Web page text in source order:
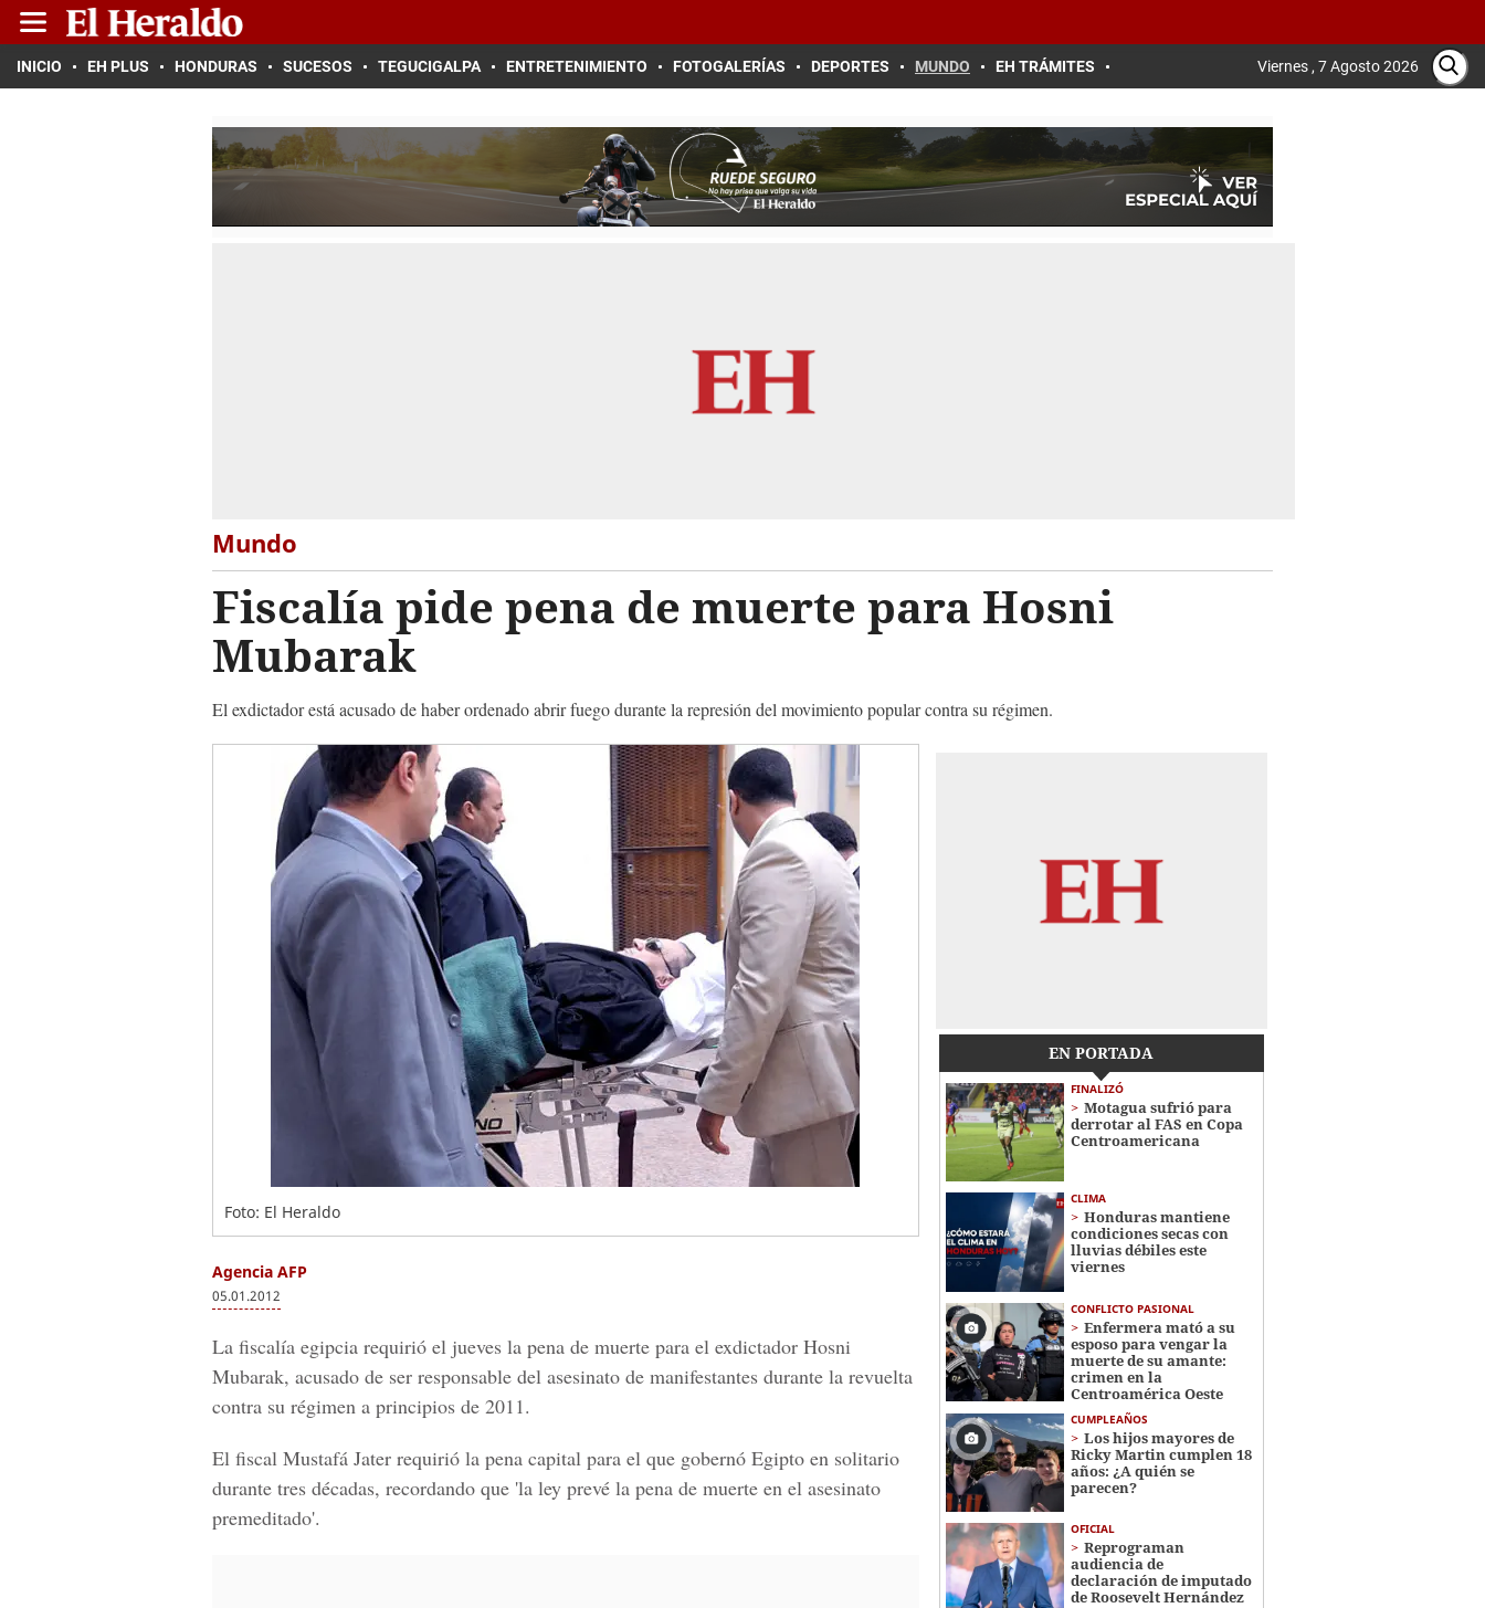
INICIO EH PLUS HONDURAS SUCESOS TEGUCIGALPA ENTRETENIMIENTO FOTOGALERÍAS DEPORTES MUNDO EH TRÁMITES Viernes , 7 Agosto 2026
Mundo
Fiscalía pide pena de muerte para Hosni
Mubarak
El exdictador está acusado de haber ordenado abrir fuego durante la represión del movimiento popular contra su régimen.
Foto: El Heraldo
Agencia AFP
05.01.2012
La fiscalía egipcia requirió el jueves la pena de muerte para el exdictador Hosni
Mubarak, acusado de ser responsable del asesinato de manifestantes durante la revuelta
contra su régimen a principios de 2011.
El fiscal Mustafá Jater requirió la pena capital para el que gobernó Egipto en solitario
durante tres décadas, recordando que 'la ley prevé la pena de muerte en el asesinato
premeditado'.
EN PORTADA
FINALIZÓ
Motagua sufrió para
derrotar al FAS en Copa
Centroamericana
CLIMA
Honduras mantiene
condiciones secas con
lluvias débiles este
viernes
CONFLICTO PASIONAL
Enfermera mató a su
esposo para vengar la
muerte de su amante:
crimen en la
Centroamérica Oeste
CUMPLEAÑOS
Los hijos mayores de
Ricky Martin cumplen 18
años: ¿A quién se
parecen?
OFICIAL
Reprograman
audiencia de
declaración de imputado
de Roosevelt Hernández